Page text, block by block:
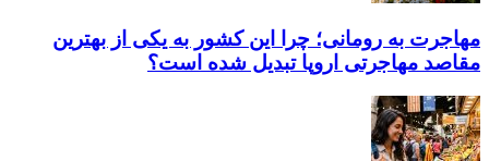
مهاجرت به رومانی؛ چرا این کشور به یکی از بهترین
مقاصد مهاجرتی اروپا تبدیل شده است؟